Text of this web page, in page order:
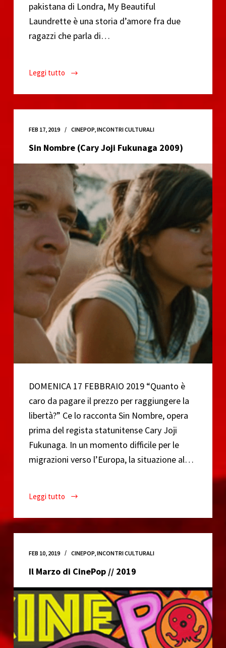
pakistana di Londra, My Beautiful
Laundrette è una storia d’amore fra due
ragazzi che parla di…
Leggi tutto
My
Frears
FEB 17, 2019 CINEPOP,INCONTRI CULTURALI
Sin Nombre (Cary Joji Fukunaga 2009)
DOMENICA 17 FEBBRAIO 2019 “Quanto è
caro da pagare il prezzo per raggiungere la
libertà?” Ce lo racconta Sin Nombre, opera
prima del regista statunitense Cary Joji
Fukunaga. In un momento difficile per le
migrazioni verso l’Europa, la situazione al…
Leggi tutto
Sin
Fukunaga
FEB 10, 2019 CINEPOP, INCONTRI CULTURALI
Il Marzo di CinePop // 2019